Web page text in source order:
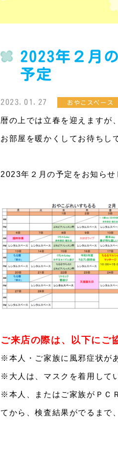
2023年２月
予定
2023.01.27 おやこスペース
暦の上では立春を迎えますが
お部屋を暖かくして お待ちし
2023年２月の予定をお知らせ
ご来店の際は、以下にご
※本人・ご家族に風邪症状が
※大人は、マスクを着用して
※本人、またはご家族がＰＣ
てから、検査結果がでるまで